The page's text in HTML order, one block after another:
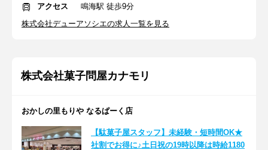
アクセス
鳴海駅 徒歩9分
株式会社デューアソシエの求人一覧を見る
株式会社菓子問屋カナモリ
おかしの里もりや なるぱーく店
【駄菓子屋スタッフ】未経験・短時間OK★
社割でお得に♪土日祝の19時以降は時給1180